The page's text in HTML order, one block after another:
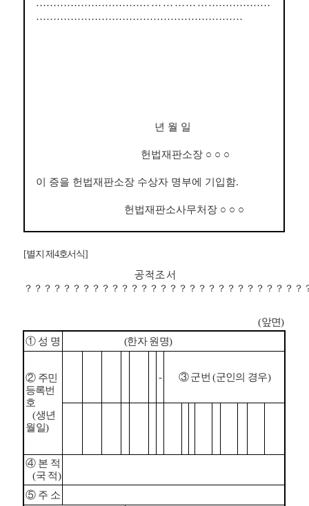
……………………………… …………………………
……………………………………………………
년 월 일
헌법재판소장 ○ ○ ○
이 증을 헌법재판소장 수상자 명부에 기입함.
헌법재판소사무처장 ○ ○ ○
[별지 제 4호서식]
공 적 조 서
？？？？？？？？？？？？？？？？？？？？？？？？？？？？？
(앞면)
① 성 명 (한자 원명)
② 주민
등록번
호
(생년
월일)
- ③군번(군인의 경우)
④ 본 적
(국 적)
⑤ 주 소